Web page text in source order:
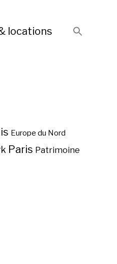
locations
Europe du Nord
Paris Patrimoine